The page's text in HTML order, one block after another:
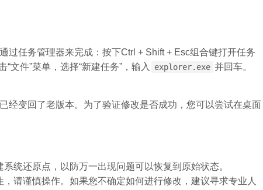
过任务管理器来完成：按下Ctrl + Shift + Esc组合键打开任务
“文件”菜单，选择“新建任务”，输入 explorer.exe 并回车。
经变回了老版本。为了验证修改是否成功，您可以尝试在桌面
统还原点，以防万一出现问题可以恢复到原始状态。
请谨慎操作。如果您不确定如何进行修改，建议寻求专业人